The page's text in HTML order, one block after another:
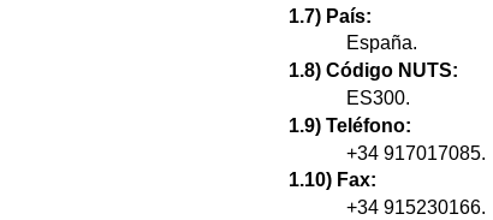
1.7) País:
España.
1.8) Código NUTS:
ES300.
1.9) Teléfono:
+34 917017085.
1.10) Fax:
+34 915230166.